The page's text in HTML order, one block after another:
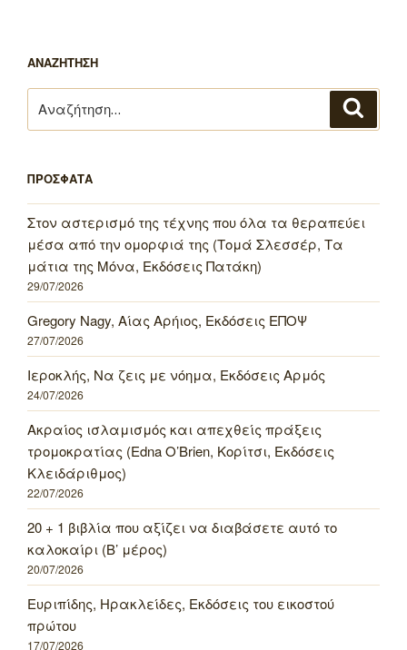
ΑΝΑΖΗΤΗΣΗ
για:
ΠΡΟΣΦΑΤΑ
Στον αστερισμό της τέχνης που όλα τα θεραπεύει
μέσα από την ομορφιά της (Τομά Σλεσσέρ, Τα
μάτια της Μόνα, Εκδόσεις Πατάκη)
29/07/2026
Gregory Nagy, Αίας Αρήιος, Εκδόσεις ΕΠΟΨ
27/07/2026
Ιεροκλής, Να ζεις με νόημα, Εκδόσεις Αρμός
24/07/2026
Ακραίος ισλαμισμός και απεχθείς πράξεις
τρομοκρατίας (Edna O’Brien, Κορίτσι, Εκδόσεις
Κλειδάριθμος)
22/07/2026
20 + 1 βιβλία που αξίζει να διαβάσετε αυτό το
καλοκαίρι (Β’ μέρος)
20/07/2026
Ευριπίδης, Ηρακλείδες, Εκδόσεις του εικοστού
πρώτου
17/07/2026